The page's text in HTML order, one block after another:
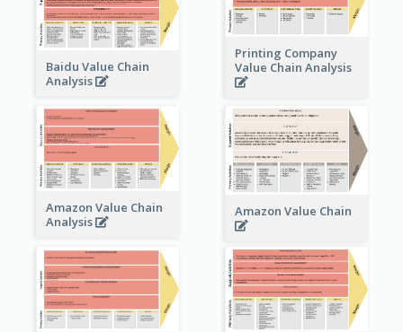
Printing Company
Value Chain Analysis
Baidu Value Chain
Analysis
Amazon Value Chain
Analysis
Amazon Value Chain